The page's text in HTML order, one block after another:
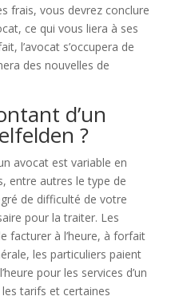
frais, vous devrez conclure
ce qui vous liera à ses
l’avocat s’occupera de
des nouvelles de
d’un
?
avocat est variable en
entre autres le type de
de difficulté de votre
pour la traiter. Les
facturer à l’heure, à forfait
les particuliers paient
pour les services d’un
tarifs et certaines